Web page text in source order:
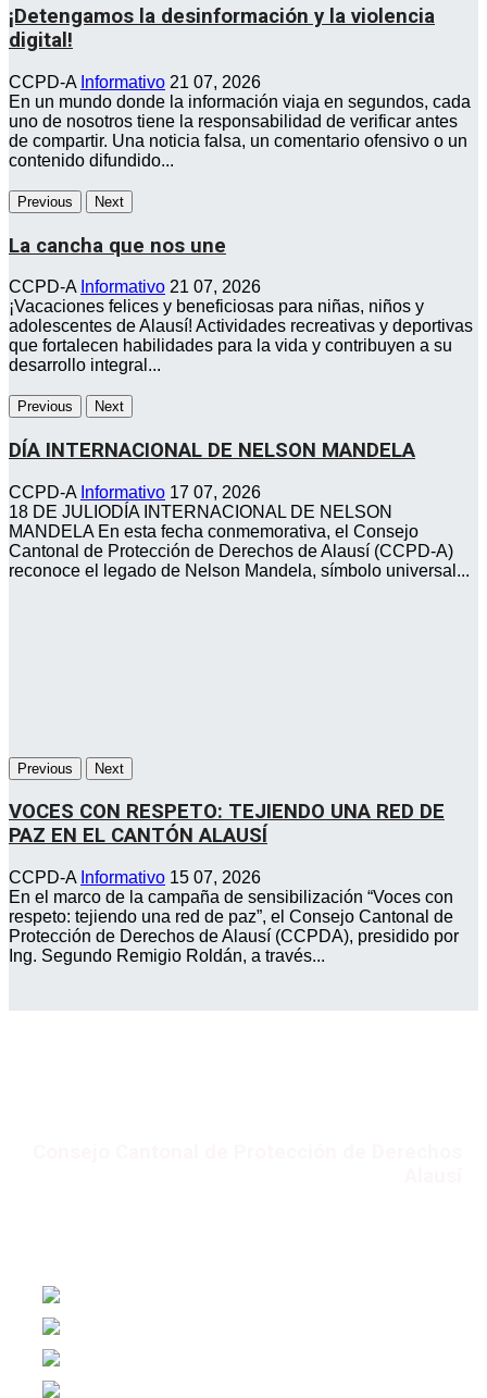
¡Detengamos la desinformación y la violencia
digital!
CCPD-A Informativo 21 07, 2026
En un mundo donde la información viaja en segundos, cada
uno de nosotros tiene la responsabilidad de verificar antes
de compartir. Una noticia falsa, un comentario ofensivo o un
contenido difundido...
Previous Next
La cancha que nos une
CCPD-A Informativo 21 07, 2026
¡Vacaciones felices y beneficiosas para niñas, niños y
adolescentes de Alausí! Actividades recreativas y deportivas
que fortalecen habilidades para la vida y contribuyen a su
desarrollo integral...
Previous Next
DÍA INTERNACIONAL DE NELSON MANDELA
CCPD-A Informativo 17 07, 2026
18 DE JULIODÍA INTERNACIONAL DE NELSON
MANDELA En esta fecha conmemorativa, el Consejo
Cantonal de Protección de Derechos de Alausí (CCPD-A)
reconoce el legado de Nelson Mandela, símbolo universal...
Previous Next
VOCES CON RESPETO: TEJIENDO UNA RED DE
PAZ EN EL CANTÓN ALAUSÍ
CCPD-A Informativo 15 07, 2026
En el marco de la campaña de sensibilización “Voces con
respeto: tejiendo una red de paz”, el Consejo Cantonal de
Protección de Derechos de Alausí (CCPDA), presidido por
Ing. Segundo Remigio Roldán, a través...